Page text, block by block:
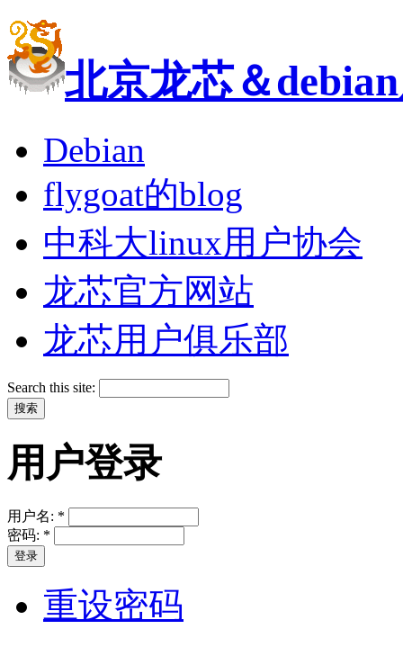
北京龙芯＆
Debian
flygoat的blog
中科大linux用户协会
龙芯官方网站
龙芯用户俱乐部
Search this site:
用户登录
用户名: *
密码: *
重设密码